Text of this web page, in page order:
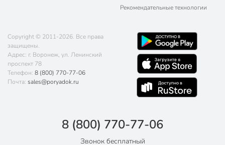
Рекомендательные технологии
Copyright © 2011-2026. Все права
защищены.
Адрес: г. Воронеж, ул. Ленинский
проспект 78
Телефон: 8 (800) 770-77-06
Почта: sales@poryadok.ru
8 (800) 770-77-06
Звонок бесплатный